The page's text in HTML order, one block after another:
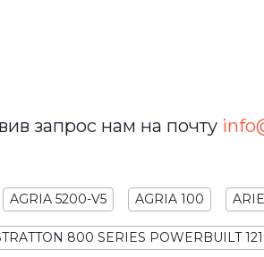
запрос нам на почту
AGRIA 5200-V5 AGRIA 100
800 SERIES POWERBUILT